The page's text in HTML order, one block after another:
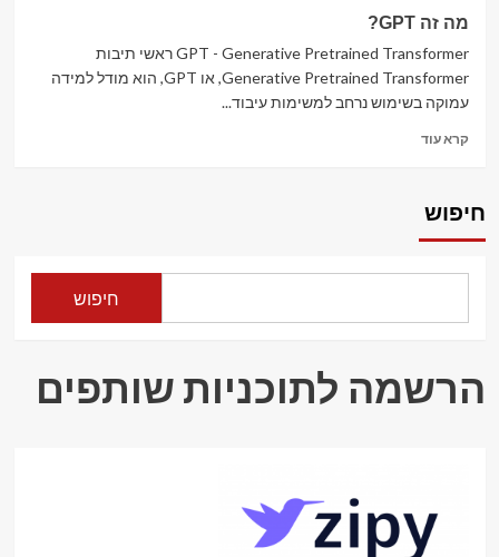
מה זה GPT?
GPT - Generative Pretrained Transformer ראשי תיבות
Generative Pretrained Transformer, או GPT, הוא מודל למידה
עמוקה בשימוש נרחב למשימות עיבוד...
קרא עודRead
GPT?
חיפוש
חיפוש
הרשמה לתוכניות שותפים